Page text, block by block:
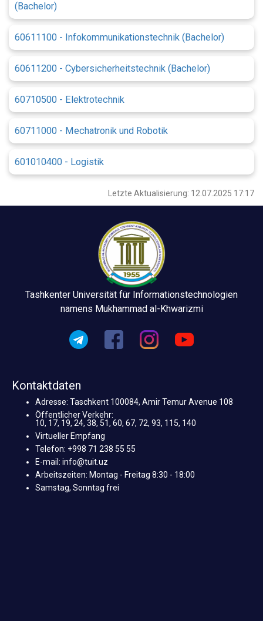
(Bachelor)
60611100 - Infokommunikationstechnik (Bachelor)
60611200 - Cybersicherheitstechnik (Bachelor)
60710500 - Elektrotechnik
60711000 - Mechatronik und Robotik
601010400 - Logistik
Letzte Aktualisierung: 12.07.2025 17:17
Tashkenter Universität für Informationstechnologien
namens Mukhammad al-Khwarizmi
Kontaktdaten
Adresse: Taschkent 100084, Amir Temur Avenue 108
Öffentlicher Verkehr:
10, 17, 19, 24, 38, 51, 60, 67, 72, 93, 115, 140
Virtueller Empfang
Telefon: +998 71 238 55 55
E-mail: info@tuit.uz
Arbeitszeiten: Montag - Freitag 8:30 - 18:00
Samstag, Sonntag frei